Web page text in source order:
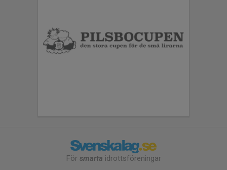
För smarta idrottsföreningar